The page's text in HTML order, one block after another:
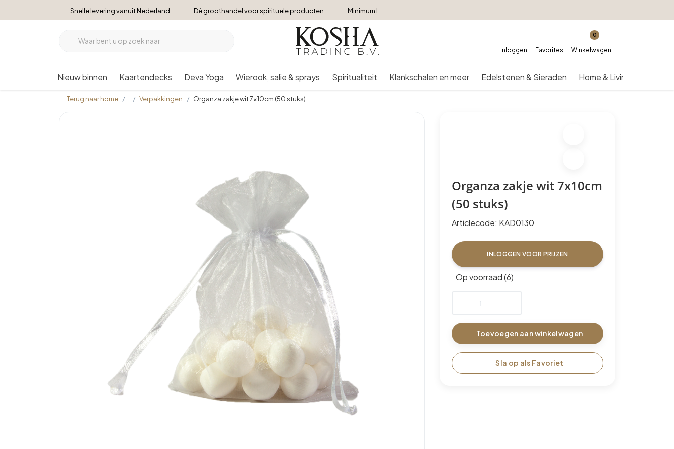
Snelle levering vanuit Nederland Dé groothandel voor spirituele producten Minimum bestelbedrag €250
Inloggen Favorites
0
Winkelwagen
Nieuw binnen Kaartendecks Deva Yoga Wierook, salie & sprays Spiritualiteit Klankschalen en meer Edelstenen & Sieraden Home & Living
Terug naar home Verpakkingen Organza zakje wit 7x10cm (50 stuks)
Organza zakje wit 7x10cm
(50 stuks)
Articlecode: KAD0130
INLOGGEN VOOR PRIJZEN
Op voorraad (6)
Toevoegen aan winkelwagen
Sla op als Favoriet